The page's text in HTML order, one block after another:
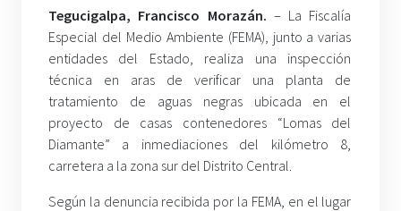
Tegucigalpa, Francisco Morazán. – La Fiscalía
Especial del Medio Ambiente (FEMA), junto a varias
entidades del Estado, realiza una inspección
técnica en aras de verificar una planta de
tratamiento de aguas negras ubicada en el
proyecto de casas contenedores “Lomas del
Diamante” a inmediaciones del kilómetro 8,
carretera a la zona sur del Distrito Central.
Según la denuncia recibida por la FEMA, en el lugar